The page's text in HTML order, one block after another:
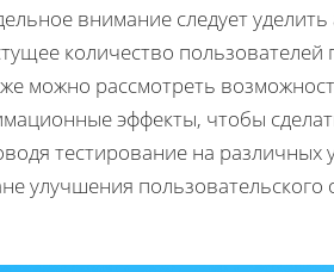
внимание следует
количество
можно рассмотреть
эффекты, чтобы
тестирование на различных
улучшения пользовательского